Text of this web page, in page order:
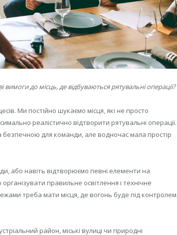
вимоги до місць, де відбуваються рятувальні операції?
Ми постійно шукаємо місця, які не просто
реалістично відтворити рятувальні операції.
безпечною для команди, але водночас мала простір
або навіть відтворюємо певні елементи на
правильне освітлення і технічне
треба мати місця, де вогонь буде під контролем,
район, міські вулиці чи природні